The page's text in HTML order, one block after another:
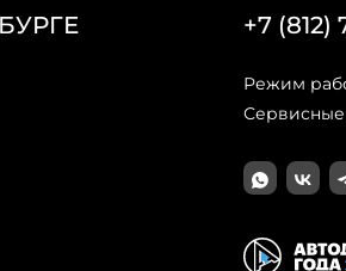
+7 (812)
Режим
Сервисные